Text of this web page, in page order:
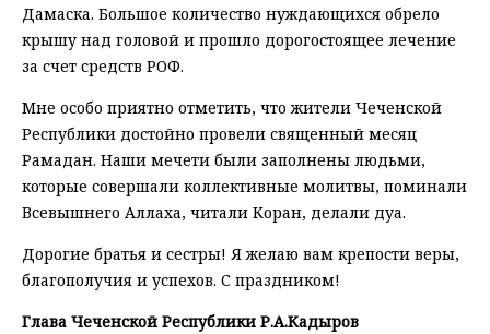
Дамаска. Большое количество нуждающихся обрело
крышу над головой и прошло дорогостоящее лечение
за счет средств РОФ.
Мне особо приятно отметить, что жители Чеченской
Республики достойно провели священный месяц
Рамадан. Наши мечети были заполнены людьми,
которые совершали коллективные молитвы, поминали
Всевышнего Аллаха, читали Коран, делали дуа.
Дорогие братья и сестры! Я желаю вам крепости веры,
благополучия и успехов. С праздником!
Глава Чеченской Республики Р.А.Кадыров